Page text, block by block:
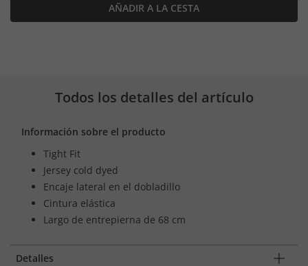
AÑADIR A LA CESTA
Todos los detalles del artículo
Información sobre el producto
Tight Fit
Jersey cold dyed
Encaje lateral en el dobladillo
Cintura elástica
Largo de entrepierna de 68 cm
Detalles